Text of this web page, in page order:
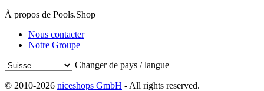
À propos de Pools.Shop
Nous contacter
Notre Groupe
Changer de pays / langue
© 2010-2026 niceshops GmbH - All rights reserved.